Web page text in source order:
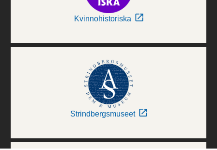
Kvinnohistoriska
Strindbergsmuseet